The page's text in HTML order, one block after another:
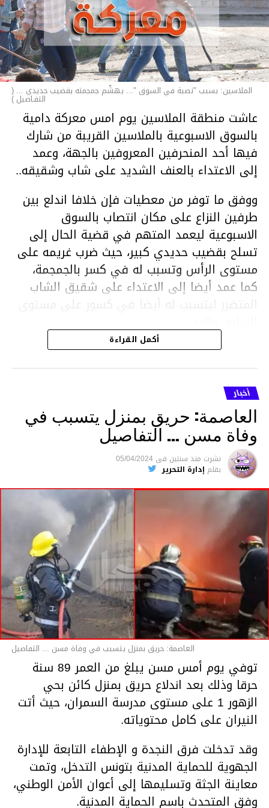
الملاسين: بسبب "نصبة في السوق "... يهشّم جمجمته بقضيب حديدي ... (
التفـاصيل )
عاشت منطقة الملاسين يوم امس معركة دامية
بالسوق الاسبوعية بالملاسين القريبة من شارك
فيها أحد المنحرفين المعروفين بالجهة، وعمد
إلى الاعتداء بالعنف الشديد على شاب وشقيقه..
ووفق ما توفر من معطيات فإن خلافا اندلع بين
طرفين النزاع على مكان انتصاب بالسوق
الاسبوعية ليعمد المتهم في قضية الحال إلى
تسلح بقضيب حديدي كبير، حيث ضرب غريمه على
مستوى الرأس وتسبب له في كسر بالجمجمة،
كما عمد أيضا إلى الاعتداء على شقيق الشاب
المتضرر ليتسبب له أيضا في كسور على مستوى
هذا وقد تمكن أعوان مركز الأمن الوطني بحي
هلال في توقيت قياسي من محاصرة المشتبه به
والقبض عليه وإحالته على التحقيق في خصوص
ما نُسبه إليه.
متابعة
قسم الاخبار
أكمل القراءة
أخبار
العاصمة: حريق بمنزل يتسبب في
وفاة مسن … التفاصيل
نشرت منذ سنتين فى 05/04/2024
بقلم إدارة التحرير
العاصمة: حريق بمنزل يتسبب في وفاة مسن ... التفاصيل
توفي يوم أمس مسن يبلغ من العمر 89 سنة
حرقا وذلك بعد اندلاع حريق بمنزل كائن بحي
الزهور 1 على مستوى مدرسة السمران، حيث أتت
النيران على كامل محتوياته.
وقد تدخلت فرق النجدة و الإطفاء التابعة للإدارة
الجهوية للحماية المدنية بتونس التدخل، وتمت
معاينة الجثة وتسليمها إلى أعوان الأمن الوطني،
وفق المتحدث باسم الحماية المدنية.